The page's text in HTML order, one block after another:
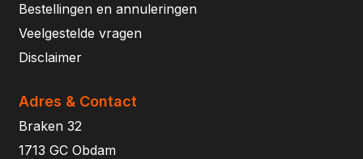
Bestellingen en annuleringen
Veelgestelde vragen
Disclaimer
Adres & Contact
Braken 32
1713 GC Obdam